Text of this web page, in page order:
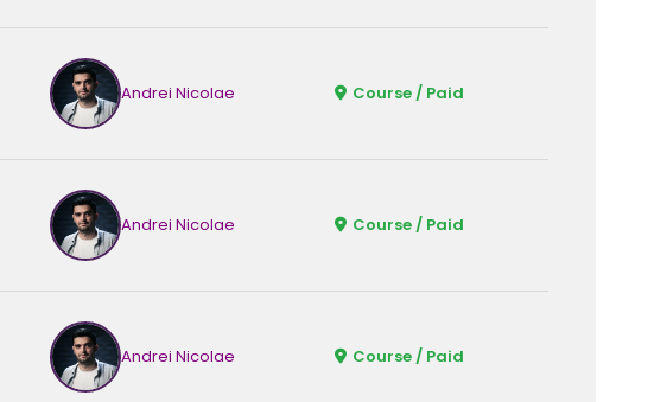
Andrei Nicolae Course / Paid
Andrei Nicolae Course / Paid
Andrei Nicolae Course / Paid